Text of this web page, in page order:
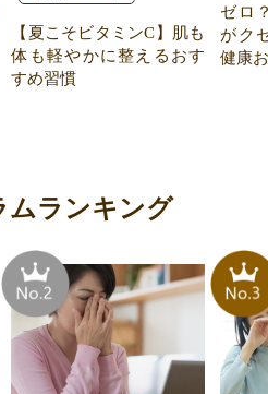
【夏こそビタミンC】肌も
体も軽やかに整えるおす
すめ習慣
ゼロ
がク
健康
ムランキング